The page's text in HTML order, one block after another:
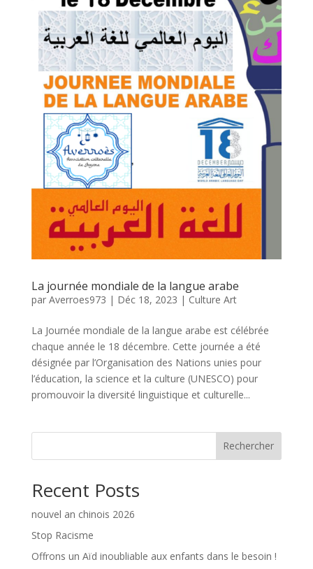
La journée mondiale de la langue arabe
par Averroes973 | Déc 18, 2023 | Culture Art
La Journée mondiale de la langue arabe est célébrée
chaque année le 18 décembre. Cette journée a été
désignée par l’Organisation des Nations unies pour
l’éducation, la science et la culture (UNESCO) pour
promouvoir la diversité linguistique et culturelle...
Rechercher
Recent Posts
nouvel an chinois 2026
Stop Racisme
Offrons un Aïd inoubliable aux enfants dans le besoin !